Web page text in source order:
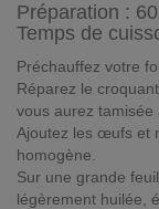
Préparation :
Temps de
Préchauffez votre
Réparez le
vous aurez tamisée
Ajoutez les œufs et
homogène.
Sur une grande
légèrement huilée,